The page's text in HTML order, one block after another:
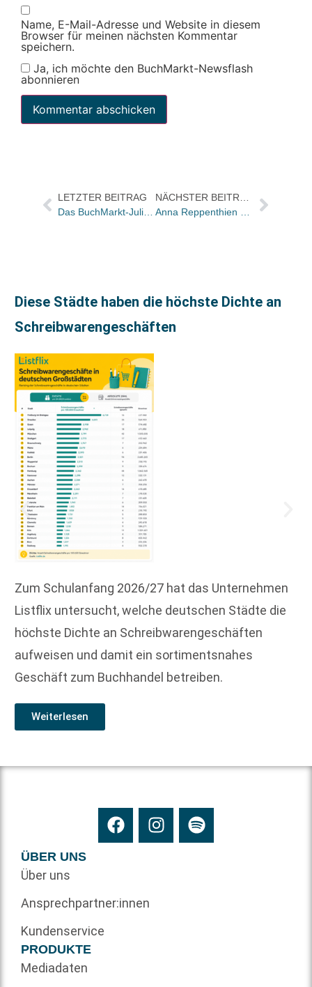
Name, E-Mail-Adresse und Website in diesem
Browser für meinen nächsten Kommentar
speichern.
Ja, ich möchte den BuchMarkt-Newsflash
abonnieren
LETZTER BEITRAG
Das BuchMarkt-Juli-Heft ist da!
Diese Städte haben die höchste Dichte an
Schreibwarengeschäften
Zum Schulanfang 2026/27 hat das Unternehmen
Listflix untersucht, welche deutschen Städte die
höchste Dichte an Schreibwarengeschäften
aufweisen und damit ein sortimentsnahes
Geschäft zum Buchhandel betreiben.
Weiterlesen
ÜBER UNS
Über uns
Ansprechpartner:innen
Kundenservice
PRODUKTE
Mediadaten